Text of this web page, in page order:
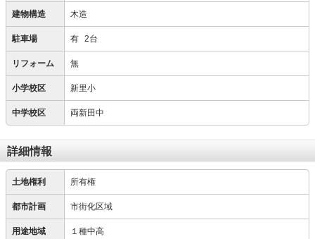
建物構造 木造
駐車場 有 2台
リフォーム 無
小学校区 新里小
中学校区 両新田中
詳細情報
土地権利 所有権
都市計画 市街化区域
用途地域 １種中高